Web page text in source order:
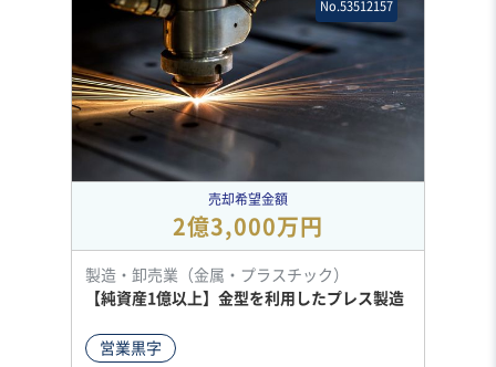
No.53512157
売却希望金額
2億3,000万円
製造・卸売業（金属・プラスチック）
【純資産1億以上】金型を利用したプレス製造
営業黒字